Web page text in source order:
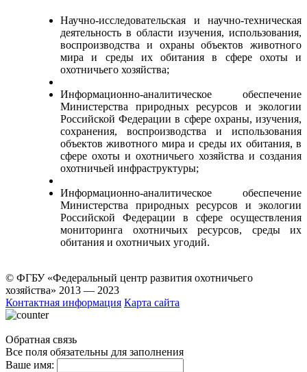
Научно-исследовательская и научно-техническая
деятельность в области изучения, использования,
воспроизводства и охраны объектов животного
мира и среды их обитания в сфере охоты и
охотничьего хозяйства;
Информационно-аналитическое обеспечение
Министерства природных ресурсов и экологии
Российской Федерации в сфере охраны, изучения,
сохранения, воспроизводства и использования
объектов животного мира и среды их обитания, в
сфере охоты и охотничьего хозяйства и создания
охотничьей инфраструктуры;
Информационно-аналитическое обеспечение
Министерства природных ресурсов и экологии
Российской Федерации в сфере осуществления
мониторинга охотничьих ресурсов, среды их
обитания и охотничьих угодий.
© ФГБУ «Федеральный центр развития охотничьего
хозяйства» 2013 — 2023
Контактная информация Карта сайта
Обратная связь
Все поля обязательны для заполнения
Ваше имя: